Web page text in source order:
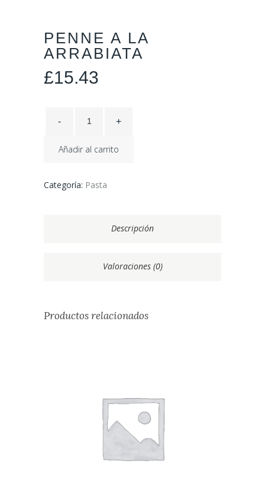
PENNE A LA
ARRABIATA
£15.43
Añadir al carrito
Categoría: Pasta
Descripción
Valoraciones (0)
Productos relacionados